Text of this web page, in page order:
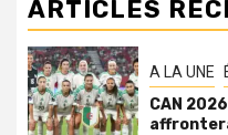
ARTICLES
A LA UNE
CAN